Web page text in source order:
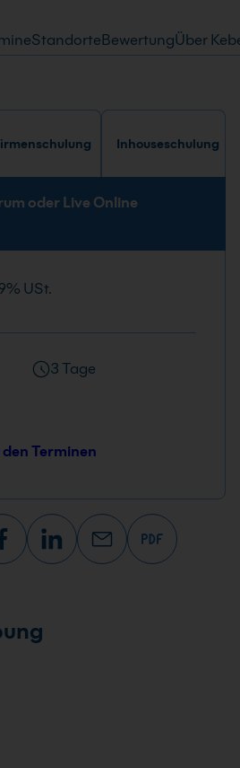
StandorteBewertungÜber
Inhouseschulung
oder Live Online
USt.
3 Tage
den Terminen